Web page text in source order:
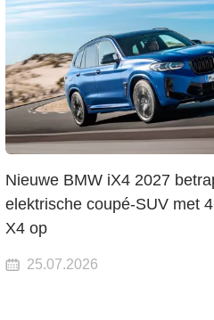
Nieuwe BMW iX4 2027
elektrische coupé-SUV met
X4 op
25.07.2026